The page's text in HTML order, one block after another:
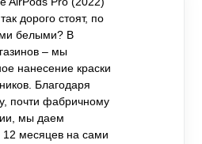
дорого стоят, по
белыми? В
– мы
нанесение краски
Благодаря
почти фабричному
мы даем
месяцев на сами